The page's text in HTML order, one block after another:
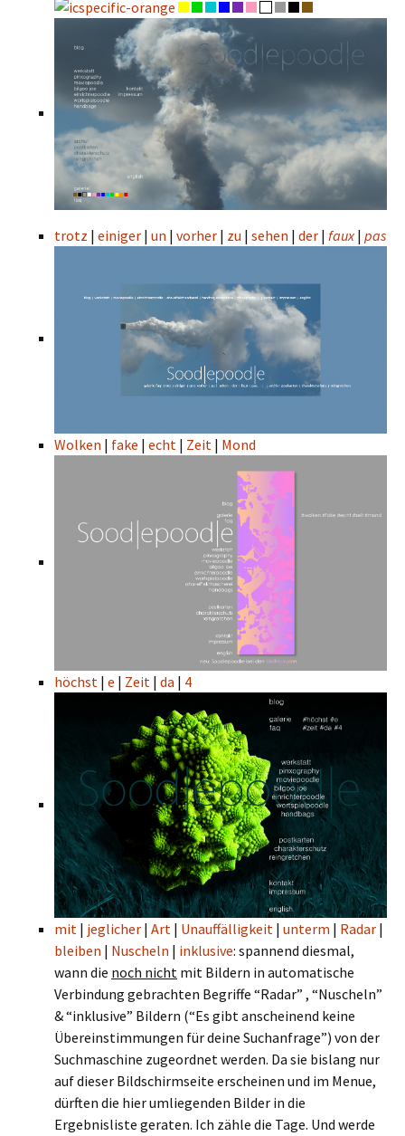
trotz | einiger | un | vorher | zu | sehen | der | faux| pas
Wolken | fake | echt | Zeit | Mond
höchst | e | Zeit | da | 4
mit | jeglicher | Art | Unauffälligkeit | unterm | Radar |
bleiben | Nuscheln | inklusive: spannend diesmal,
wann die noch nicht mit Bildern in automatische
Verbindung gebrachten Begriffe “Radar” , “Nuscheln”
& “inklusive” Bildern (“Es gibt anscheinend keine
Übereinstimmungen für deine Suchanfrage”) von der
Suchmaschine zugeordnet werden. Da sie bislang nur
auf dieser Bildschirmseite erscheinen und im Menue,
dürften die hier umliegenden Bilder in die
Ergebnisliste geraten. Ich zähle die Tage. Und werde